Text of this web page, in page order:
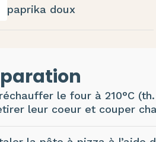
paprika doux
le four à 210°C
leur coeur et couper